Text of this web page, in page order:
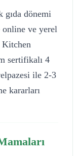
gıda dönemi
ve yerel
sertifikalı 4
ile 2-3
kararları